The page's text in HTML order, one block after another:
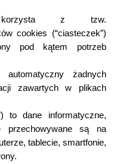
korzysta z tzw.
cookies (“ciasteczek”)
pod kątem potrzeb
żadnych
zawartych w plikach
to dane informatyczne,
przechowywane są na
tablecie, smartfonie,